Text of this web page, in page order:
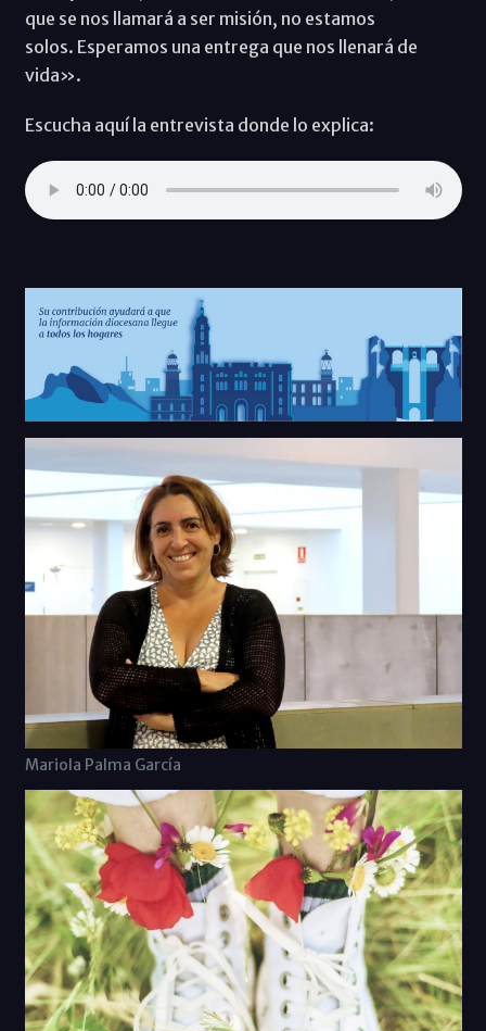
que se nos llamará a ser misión, no estamos
solos. Esperamos una entrega que nos llenará de
vida».
Escucha aquí la entrevista donde lo explica:
Mariola Palma García